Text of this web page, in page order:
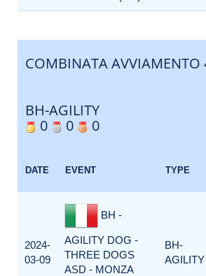
COMBINATA AVVIAMENTO
BH-AGILITY
0
0 0
DATE EVENT TYPE
2024-
03-09
BH -
AGILITY DOG -
THREE DOGS
ASD - MONZA
BH-
AGILITY